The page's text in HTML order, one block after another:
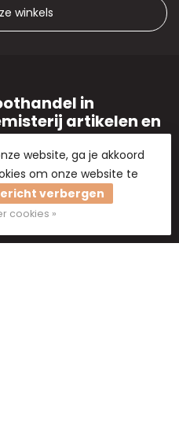
winkels
in
artikelen en
website, ga je akkoord
om onze website te
verbergen
cookies »